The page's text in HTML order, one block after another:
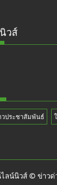
วส์
วประชาสัมพันธ์
ลน์นิวส์ © ข่าวด่